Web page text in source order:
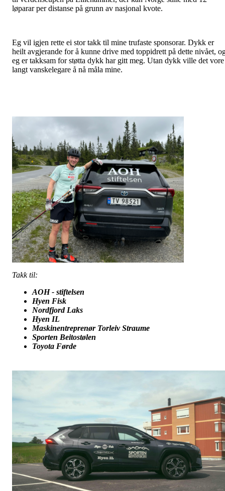
løparar per distanse på grunn av nasjonal kvote.
Eg vil igjen rette ei stor takk til mine trufaste sponsorar. Dykk er
heilt avgjerande for å kunne drive med toppidrett på dette nivået,
eg er takksam for støtta dykk har gitt meg. Utan dykk ville det vore
langt vanskelegare å nå måla mine.
Takk til:
AOH - stiftelsen
Hyen Fisk
Nordfjord Laks
Hyen IL
Maskinentreprenør Torleiv Straume
Sporten Beitostølen
Toyota Førde